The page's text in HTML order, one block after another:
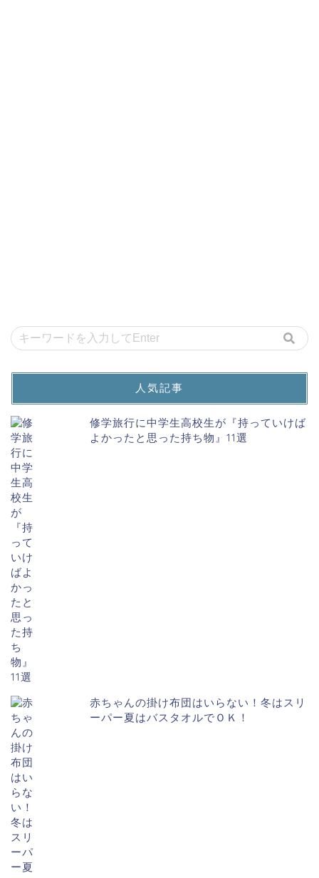
人気記事
修学旅行に中学生高校生が『持っていけば
よかったと思った持ち物』11選
赤ちゃんの掛け布団はいらない！冬はスリ
ーパー夏はバスタオルでＯＫ！